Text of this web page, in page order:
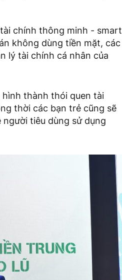
chính thông minh - smart
không dùng tiền mặt, các
lý tài chính cá nhân của
thành thói quen tài
thời các bạn trẻ cũng sẽ
tiêu dùng sử dụng